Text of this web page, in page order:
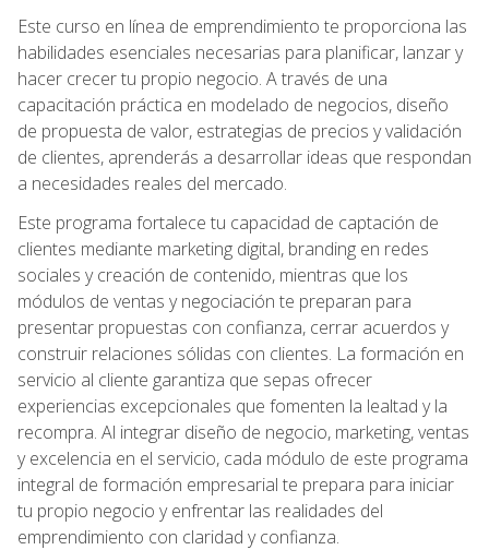
Este curso en línea de emprendimiento te proporciona las
habilidades esenciales necesarias para planificar, lanzar y
hacer crecer tu propio negocio. A través de una
capacitación práctica en modelado de negocios, diseño
de propuesta de valor, estrategias de precios y validación
de clientes, aprenderás a desarrollar ideas que respondan
a necesidades reales del mercado.
Este programa fortalece tu capacidad de captación de
clientes mediante marketing digital, branding en redes
sociales y creación de contenido, mientras que los
módulos de ventas y negociación te preparan para
presentar propuestas con confianza, cerrar acuerdos y
construir relaciones sólidas con clientes. La formación en
servicio al cliente garantiza que sepas ofrecer
experiencias excepcionales que fomenten la lealtad y la
recompra. Al integrar diseño de negocio, marketing, ventas
y excelencia en el servicio, cada módulo de este programa
integral de formación empresarial te prepara para iniciar
tu propio negocio y enfrentar las realidades del
emprendimiento con claridad y confianza.